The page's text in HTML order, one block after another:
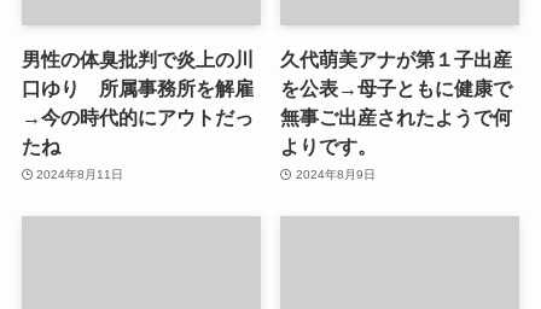
男性の体臭批判で炎上の川
口ゆり 所属事務所を解雇
→今の時代的にアウトだっ
たね
2024年8月11日
久代萌美アナが第１子出産
を公表→母子ともに健康で
無事ご出産されたようで何
よりです。
2024年8月9日